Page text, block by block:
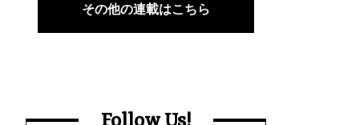
その他の連載はこちら